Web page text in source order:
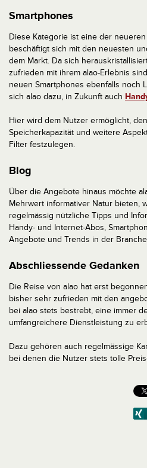
Smartphones
Diese Kategorie ist eine der
beschäftigt sich mit den neuesten
dem Markt. Da sich
zufrieden mit ihrem alao-Erlebnis
neuen Smartphones ebenfalls noch
sich alao dazu, in Zukunft auch
Hier wird dem Nutzer ermöglicht,
Speicherkapazität und weitere
Filter festzulegen.
Blog
Über die Angebote hinaus möchte
Mehrwert informativer Natur bieten,
regelmässig nützliche Tipps und
Handy- und Internet-Abos,
Angebote und Trends in der
Abschliessende Gedanken
Die Reise von alao hat erst
bisher sehr zufrieden mit den
bei alao stets bestrebt, eine immer
umfangreichere Dienstleistung zu
Dazu gehören auch regelmässige
bei denen die Nutzer stets tolle